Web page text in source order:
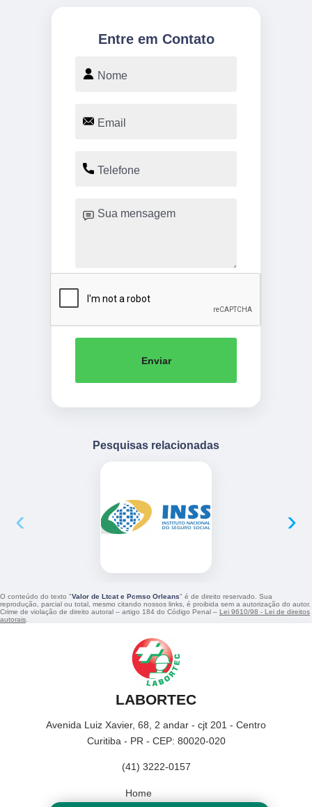
Entre em Contato
Enviar
Pesquisas relacionadas
‹ ›
O conteúdo do texto "Valor de Ltcat e Pcmso Orleans" é de direito reservado. Sua
reprodução, parcial ou total, mesmo citando nossos links, é proibida sem a autorização do autor.
Crime de violação de direito autoral – artigo 184 do Código Penal – Lei 9610/98 - Lei de direitos
autorais
LABORTEC
Avenida Luiz Xavier, 68, 2 andar - cjt 201 - Centro
Curitiba - PR - CEP: 80020-020
(41) 3222-0157
Home